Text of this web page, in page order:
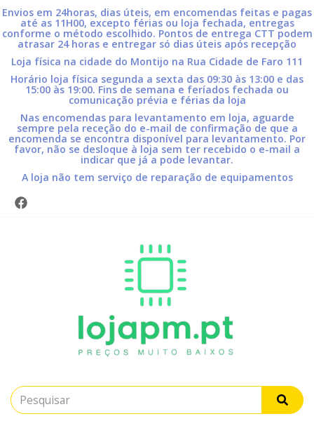
Envios em 24horas, dias úteis, em encomendas feitas e pagas
até as 11H00, excepto férias ou loja fechada, entregas
conforme o método escolhido. Pontos de entrega CTT podem
atrasar 24 horas e entregar só dias úteis após recepção
Loja física na cidade do Montijo na Rua Cidade de Faro 111
Horário loja física segunda a sexta das 09:30 às 13:00 e das
15:00 às 19:00. Fins de semana e feríados fechada ou
comunicação prévia e férias da loja
Nas encomendas para levantamento em loja, aguarde
sempre pela receção do e-mail de confirmação de que a
encomenda se encontra disponível para levantamento. Por
favor, não se desloque à loja sem ter recebido o e-mail a
indicar que já a pode levantar.
A loja não tem serviço de reparação de equipamentos